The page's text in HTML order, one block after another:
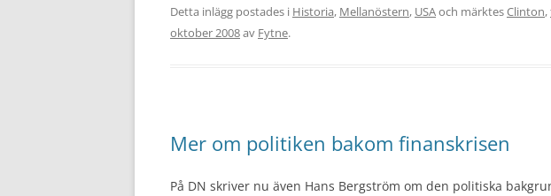
Detta inlägg postades i Historia, Mellanöstern, USAoch märktesClinton,
oktober 2008av Fytne.
Mer om politiken bakom finanskrisen
På DN skriver nu även Hans Bergström om den politiska